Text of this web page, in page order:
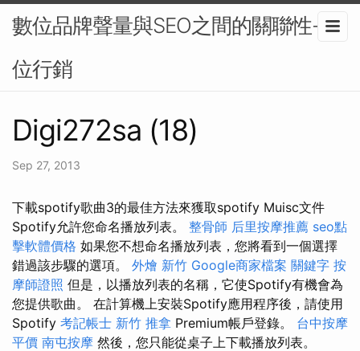
數位品牌聲量與SEO之間的關聯性-數
位行銷
Digi272sa (18)
Sep 27, 2013
下載spotify歌曲3的最佳方法來獲取spotify Muisc文件
Spotify允許您命名播放列表。 整骨師 后里按摩推薦 seo點
擊軟體價格 如果您不想命名播放列表，您將看到一個選擇
錯過該步驟的選項。 外燴 新竹 Google商家檔案 關鍵字 按
摩師證照 但是，以播放列表的名稱，它使Spotify有機會為
您提供歌曲。 在計算機上安裝Spotify應用程序後，請使用
Spotify 考記帳士 新竹 推拿 Premium帳戶登錄。 台中按摩
平價 南屯按摩 然後，您只能從桌子上下載播放列表。